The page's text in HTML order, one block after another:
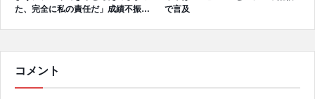
た、完全に私の責任だ」成績不振を
で言及
コメント